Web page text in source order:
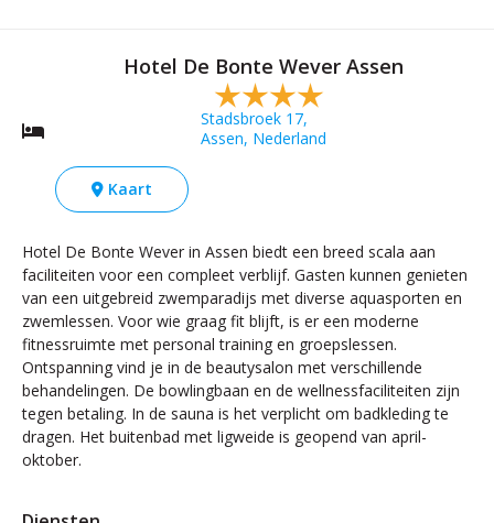
Hotel De Bonte Wever Assen
Stadsbroek 17,
Assen, Nederland
Kaart
Hotel De Bonte Wever in Assen biedt een breed scala aan
faciliteiten voor een compleet verblijf. Gasten kunnen genieten
van een uitgebreid zwemparadijs met diverse aquasporten en
zwemlessen. Voor wie graag fit blijft, is er een moderne
fitnessruimte met personal training en groepslessen.
Ontspanning vind je in de beautysalon met verschillende
behandelingen. De bowlingbaan en de wellnessfaciliteiten zijn
tegen betaling. In de sauna is het verplicht om badkleding te
dragen. Het buitenbad met ligweide is geopend van april-
oktober.